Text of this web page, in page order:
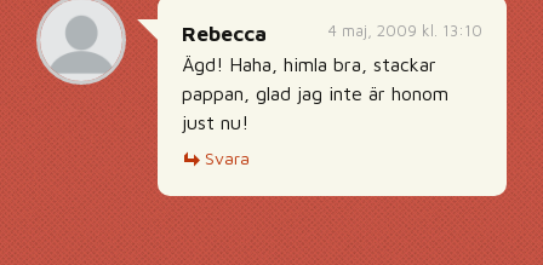
4 maj, 2009 kl. 13:10
Rebecca
Ägd! Haha, himla bra, stackar
pappan, glad jag inte är honom
just nu!
Svara